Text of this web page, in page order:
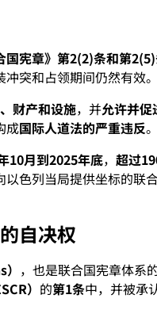
国宪章》第2(2)条和第
突和占领期间仍然有效。
财产和设施，并允许并促
成国际人道法的严重违反。
10月到2025年底，超过
以色列当局提供坐标的联
自决权
，也是联合国宪章体系
） 的第1条中，并被承